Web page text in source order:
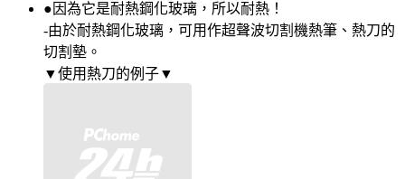
●因為它是耐熱鋼化玻璃，所以耐熱！
-由於耐熱鋼化玻璃，可用作超聲波切割機熱筆、熱刀的
切割墊。
▼使用熱刀的例子▼